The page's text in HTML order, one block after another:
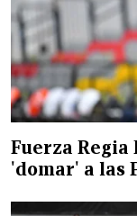
Fuerza
'domar' a las